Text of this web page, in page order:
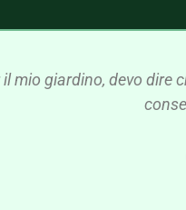
mio giardino, devo dire